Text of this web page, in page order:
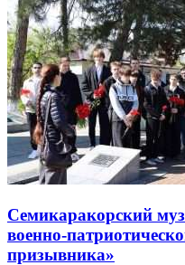
Семикаракорский
военно-
призывника»